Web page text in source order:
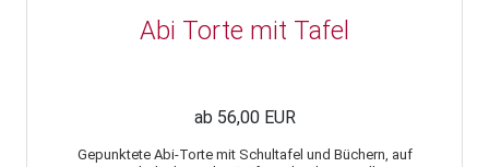
Abi Torte mit Tafel
ab 56,00 EUR
Gepunktete Abi-Torte mit Schultafel und Büchern, auf